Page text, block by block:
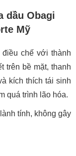
dầu Obagi
Mỹ
chế với thành
trên bề mặt, thanh
kích thích tái sinh
quá trình lão hóa.
tính, không gây